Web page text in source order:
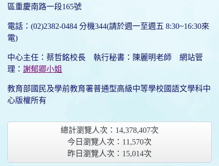
區重慶南路一段165號
電話：(02)2382-0484 分機344(請於週一至週五 8:30~16:30來
電)
中心主任：蔡哲銘校長 執行秘書：陳麗明老師 網站管
理： 謝郁卿小姐
教育部國民及學前教育署普通型高級中等學校國語文學科中
心版權所有
總計瀏覽人次： 14,378,407次
今日瀏覽人次： 11,570次
昨日瀏覽人次： 15,014次